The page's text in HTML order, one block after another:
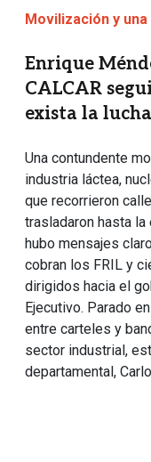
Movilización y
Enrique
CALCAR
exista la
Una contundente
industria láctea,
que recorrieron
trasladaron hasta
hubo mensajes
cobran los FRIL y
dirigidos hacia el
Ejecutivo. Parado
entre carteles y
sector industrial,
departamental,